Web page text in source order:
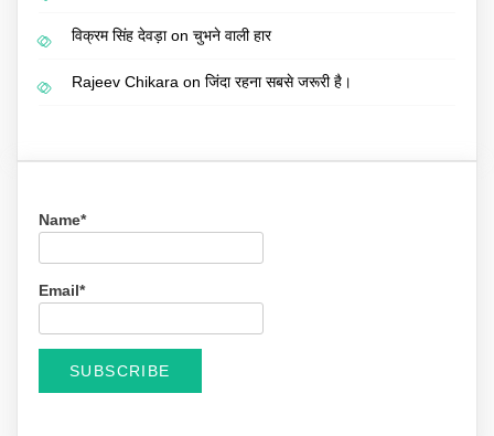
विक्रम सिंह देवड़ाon चुभने वाली हार
Rajeev Chikara on जिंदा रहना सबसे जरूरी है।
Name*
Email*